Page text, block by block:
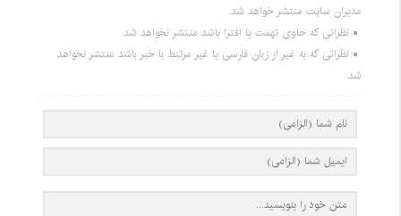
مدیران سایت منتشر خواهد شد.
نظراتی که حاوی تهمت یا افترا باشد منتشر نخواهد شد.
نظراتی که به غیر از زبان فارسی یا غیر مرتبط با خبر باشد منتشر نخواهد
شد.